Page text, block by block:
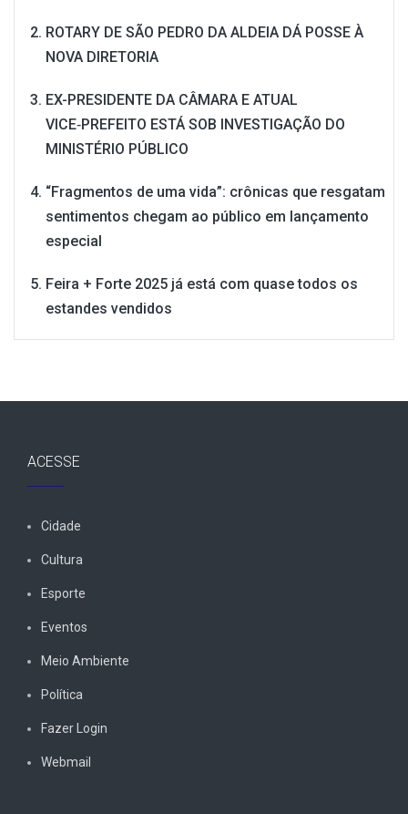
ROTARY DE SÃO PEDRO DA ALDEIA DÁ POSSE À
NOVA DIRETORIA
EX-PRESIDENTE DA CÂMARA E ATUAL
VICE‑PREFEITO ESTÁ SOB INVESTIGAÇÃO DO
MINISTÉRIO PÚBLICO
“Fragmentos de uma vida”: crônicas que resgatam
sentimentos chegam ao público em lançamento
especial
Feira + Forte 2025 já está com quase todos os
estandes vendidos
ACESSE
Cidade
Cultura
Esporte
Eventos
Meio Ambiente
Política
Fazer Login
Webmail